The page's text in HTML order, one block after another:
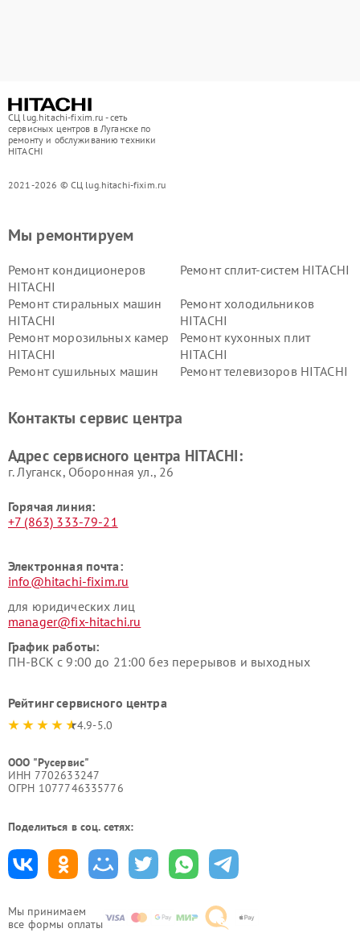
СЦ lug.hitachi-fixim.ru - сеть
сервисных центров в Луганске по
ремонту и обслуживанию техники
HITACHI
2021-2026 © СЦ lug.hitachi-fixim.ru
Мы принимаем
все формы оплаты
Мы ремонтируем
Ремонт кондиционеров
HITACHI
Ремонт сплит-систем HITACHI
Ремонт стиральных машин
HITACHI
Ремонт холодильников
HITACHI
Ремонт морозильных камер
HITACHI
Ремонт кухонных плит
HITACHI
Ремонт сушильных машин
Ремонт телевизоров HITACHI
данных HITACHI
HITACHI
HITACHI
HITACHI
Контакты сервис центра
Адрес сервисного центра HITACHI:
г. Луганск, Оборонная ул., 26
Горячая линия:
+7 (863) 333-79-21
Электронная почта:
info@hitachi-fixim.ru
для юридических лиц
manager@fix-hitachi.ru
График работы:
ПН-ВСК с 9:00 до 21:00 без перерывов и выходных
Рейтинг сервисного центра
4.9-5.0
ООО "Русервис"
ИНН 7702633247
ОГРН 1077746335776
Поделиться в соц. сетях: